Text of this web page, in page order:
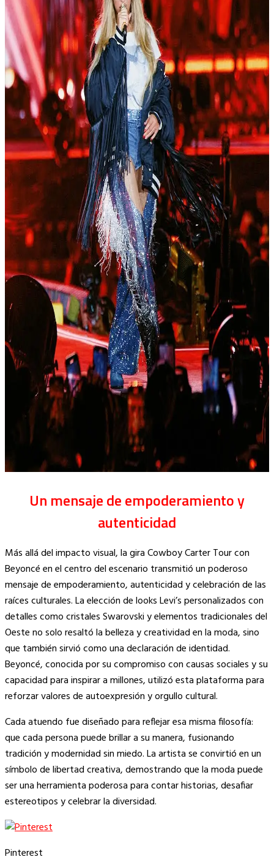
Un mensaje de empoderamiento y
autenticidad
Más allá del impacto visual, la gira Cowboy Carter Tour con
Beyoncé en el centro del escenario transmitió un poderoso
mensaje de empoderamiento, autenticidad y celebración de las
raíces culturales. La elección de looks Levi’s personalizados con
detalles como cristales Swarovski y elementos tradicionales del
Oeste no solo resaltó la belleza y creatividad en la moda, sino
que también sirvió como una declaración de identidad.
Beyoncé, conocida por su compromiso con causas sociales y su
capacidad para inspirar a millones, utilizó esta plataforma para
reforzar valores de autoexpresión y orgullo cultural.
Cada atuendo fue diseñado para reflejar esa misma filosofía:
que cada persona puede brillar a su manera, fusionando
tradición y modernidad sin miedo. La artista se convirtió en un
símbolo de libertad creativa, demostrando que la moda puede
ser una herramienta poderosa para contar historias, desafiar
estereotipos y celebrar la diversidad.
Pinterest